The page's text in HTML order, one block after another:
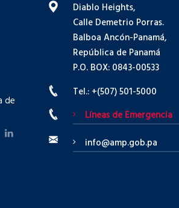
de
Diablo Heights,
Calle Demetrio Porras.
Balboa Ancón-Panamá,
República de Panamá
P.O. BOX: 0843-00533
Tel.: +(507) 501-5000
Líneas de Emergencia
info@amp.gob.pa